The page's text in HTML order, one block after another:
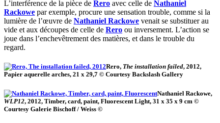
L’interférence de la pièce de Rero avec celle de Nathaniel
Rackowe par exemple, procure une sensation trouble, comme si la
lumière de l’œuvre de Nathaniel Rackowe venait se substituer au
vide et aux découpes de celle de Rero ou inversement. L’action se
joue dans l’enchevêtrement des matières, et dans le trouble du
regard.
Rero, The installation failed, 2012,
Papier aquerelle arches, 21 x 29,7 © Courtesy Backslash Gallery
Nathaniel Rackowe,
WLP12, 2012, Timber, card, paint, Fluorescent Light, 31 x 35 x 9 cm ©
Courtesy Galerie Bischoff / Weiss ©